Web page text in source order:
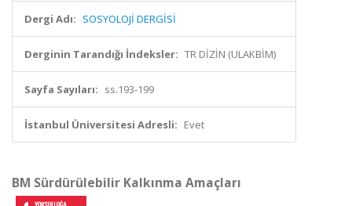
Dergi Adı: SOSYOLOJİ DERGİSİ
Derginin Tarandığı İndeksler: TR DİZİN (ULAKBİM)
Sayfa Sayıları: ss.193-199
İstanbul Üniversitesi Adresli: Evet
BM Sürdürülebilir Kalkınma Amaçları